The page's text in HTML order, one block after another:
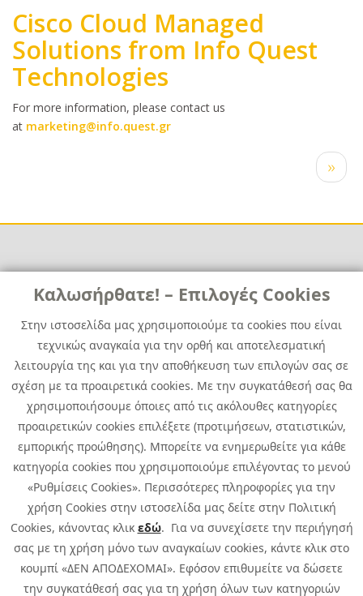
Καλωσήρθατε! – Επιλογές Cookies
Στην ιστοσελίδα μας χρησιμοποιούμε τα cookies που είναι
τεχνικώς αναγκαία για την ορθή και αποτελεσματική
λειτουργία της και για την αποθήκευση των επιλογών σας σε
σχέση με τα προαιρετικά cookies. Με την συγκατάθεσή σας θα
χρησιμοποιήσουμε όποιες από τις ακόλουθες κατηγορίες
προαιρετικών cookies επιλέξετε (προτιμήσεων, στατιστικών,
εμπορικής προώθησης). Μπορείτε να ενημερωθείτε για κάθε
κατηγορία cookies που χρησιμοποιούμε επιλέγοντας το μενού
«Ρυθμίσεις Cookies». Περισσότερες πληροφορίες για την
χρήση Cookies στην ιστοσελίδα μας δείτε στην Πολιτική
Cookies, κάνοντας κλικ εδώ. Για να συνεχίσετε την περιήγησή
σας με τη χρήση μόνο των αναγκαίων cookies, κάντε κλικ στο
κουμπί «ΔΕΝ ΑΠΟΔΕΧΟΜΑΙ». Εφόσον επιθυμείτε να δώσετε
την συγκατάθεσή σας για τη χρήση όλων των κατηγοριών
Cisco Cloud Managed
Solutions from Info Quest
Technologies
Body
For more information, please contact us
at marketing@info.quest.gr
Next
page
››
Χρήσιμα
News
Media Kit
Career
Quest Group